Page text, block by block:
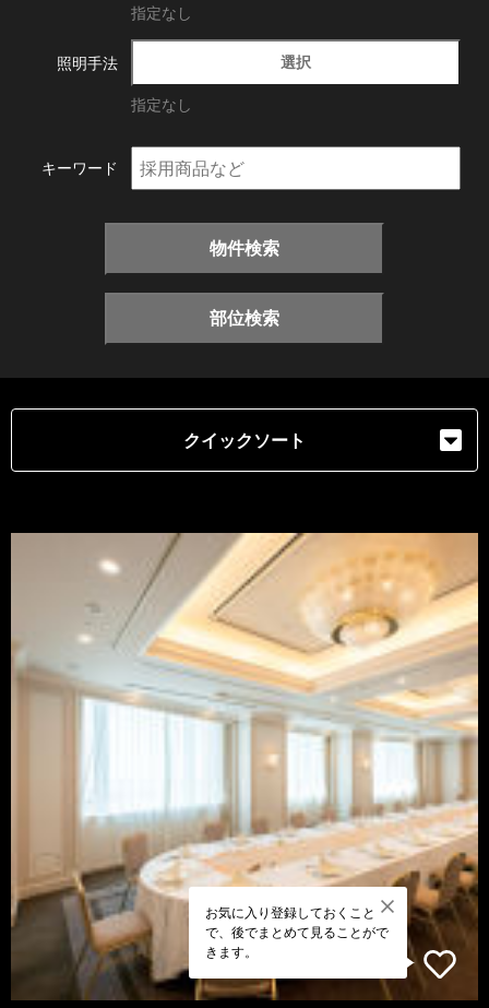
指定なし
照明手法 選択
指定なし
キーワード
物件検索
部位検索
クイックソート
お気に入り登録しておくこと
で、後でまとめて見ることがで
きます。